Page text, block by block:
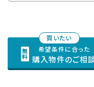
希望条件に合った
購入物件のご相